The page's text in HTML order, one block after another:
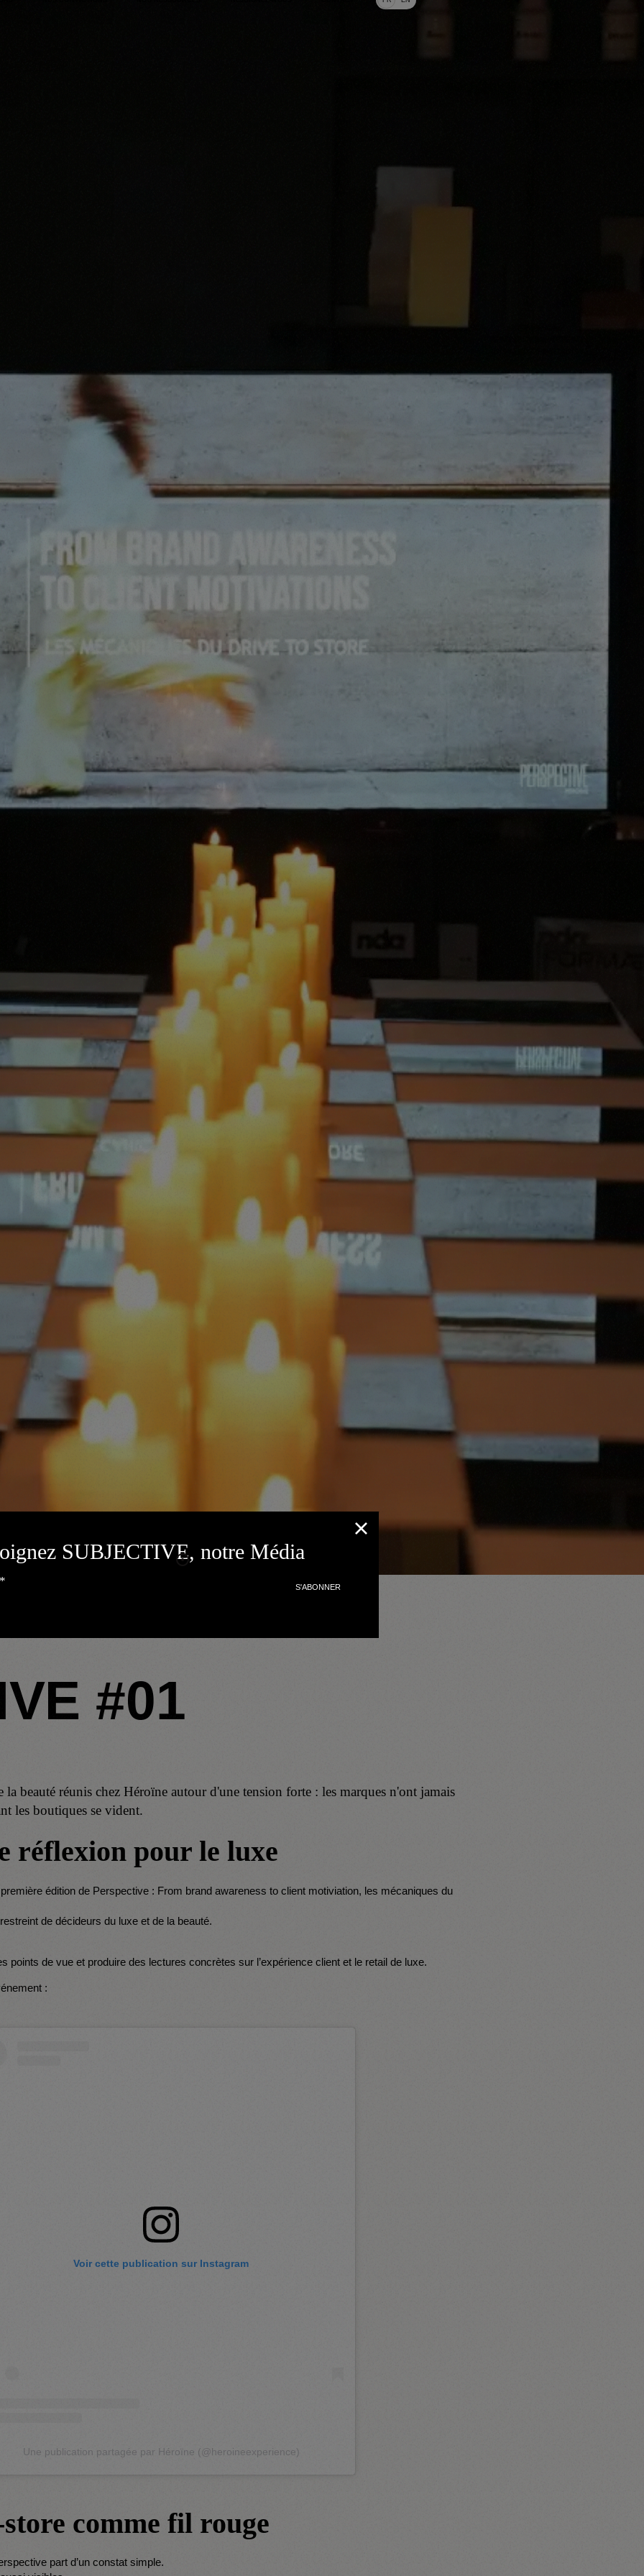
SUBJECTIVE, notre Média
#01
beauté réunis chez Héroïne autour d'une tension forte : les marques n'ont jamais
les boutiques se vident.
réflexion pour le luxe
édition de Perspective : From brand awareness to client motiviation, les mécaniques du
de décideurs du luxe et de la beauté.
points de vue et produire des lectures concrètes sur l’expérience client et le retail de luxe.
:
Voir cette publication sur Instagram
Une publication partagée par Héroïne (@heroineexperience)
comme fil rouge
part d’un constat simple.